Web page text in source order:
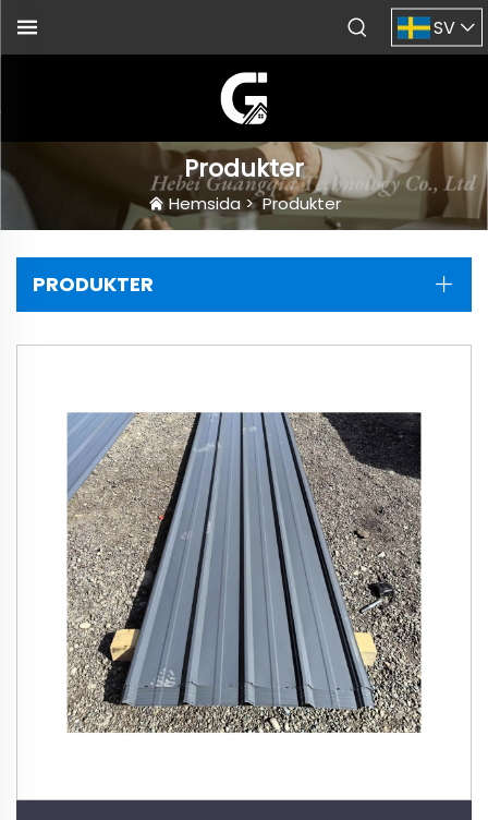
SV
Produkter
Hemsida>Produkter
PRODUKTER